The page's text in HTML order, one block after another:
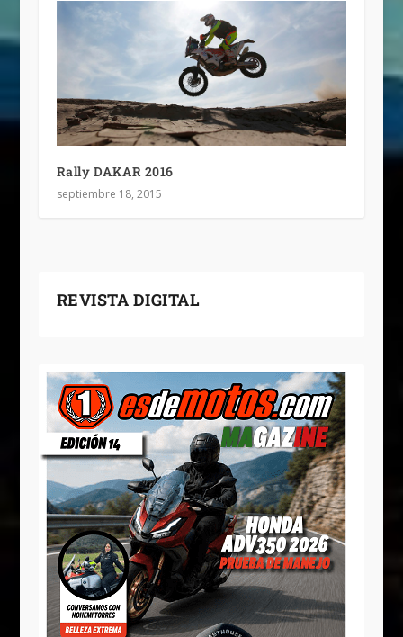
Rally DAKAR 2016
septiembre 18, 2015
REVISTA DIGITAL